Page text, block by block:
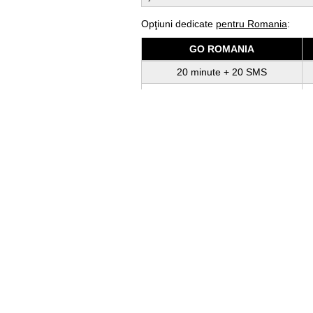
Opţiuni dedicate pentru Romania:
GO ROMANIA
20 minute + 20 SMS